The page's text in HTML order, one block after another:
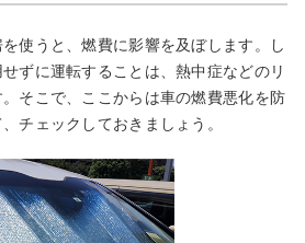
使うと、燃費に影響を及ぼします。し
ずに運転することは、熱中症などのリ
そこで、ここからは車の燃費悪化を防
チェックしておきましょう。